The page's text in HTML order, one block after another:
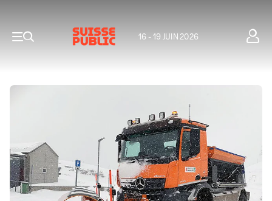
16 - 19 JUIN 2026